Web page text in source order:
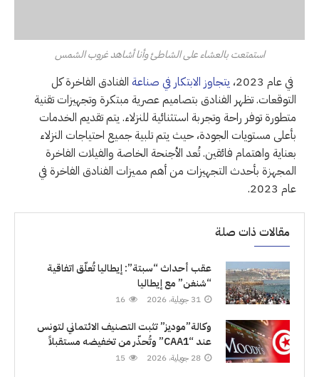
استمتعت بالعشاء على الشاطئ وأنا أشاهد غروب الشمس
في عام 2023، يتجاوز الابتكار في صناعة الفنادق الفاخرة كل
التوقعات. تظهر الفنادق بتصاميم عصرية مبتكرة وتجهيزات تقنية
متطورة توفر راحة وتجربة استثنائية للنزلاء. يتم تقديم الخدمات
بأعلى مستويات الجودة، حيث يتم تلبية جميع احتياجات النزلاء
بعناية واهتمام فائقين. تُعد الأجنحة الخاصة والفيلات الفاخرة
المجهزة بأحدث التجهيزات من أهم مميزات الفنادق الفاخرة في
عام 2023.
مقالات ذات صلة
عقب أحداث “سبتة”: إيطاليا تُعلّق اتفاقية
“شنغن” مع إيطاليا
31 جويلية، 2026 16
وكالة”موديز” تثبت التصنيف الائتماني لتونس
عند “CAA1” وتُحذّر من تخفيضه مستقبلاً
28 جويلية، 2026 15